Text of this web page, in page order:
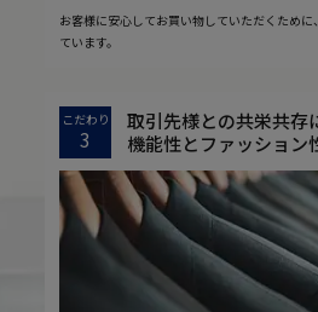
お客様に安心してお買い物していただくため
ています。
こだわり
3
取引先様との共栄共存
機能性とファッション